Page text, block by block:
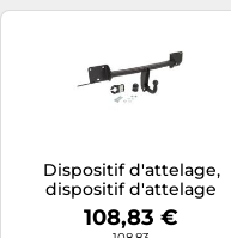
Dispositif d'attelage,
dispositif d'attelage
STEINHOF B-053
108,83 €